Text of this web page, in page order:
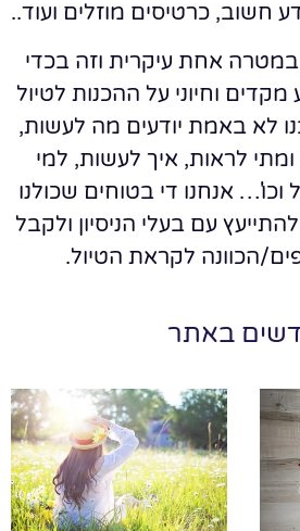
חשוב, כרטיסים מוזלים ועוד..
אחת עיקרית וזה בכדי
וחיוני על ההכנות לטיול
לא באמת יודעים מה לעשות,
לראות, איך לעשות, למי
אנחנו די בטוחים שכולנו
עם בעלי הניסיון ולקבל
הכוונה לקראת הטיול.
באתר